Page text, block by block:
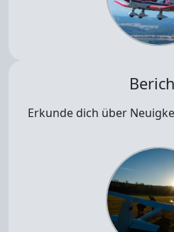
Erkunde dich über